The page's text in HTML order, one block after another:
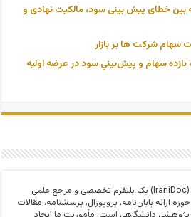
بین خطای پیش بینی سود، مالکیت نهادی و
سهام شرکت ها بر بازار
بازده سهام و پيش‌بيني سود در عرضه اولیه
ایرانی‌داک (IraniDoc) یک پلتفرم تخصصی و مرجع علمی
ارائه پایان‌نامه، پروپوزال، پرسشنامه، مقالات